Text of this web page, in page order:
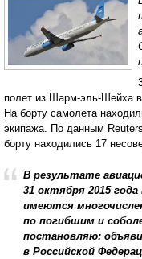
полет из Шарм-эль-Шейха в
На борту самолета
экипажа. По данным
борту находились 17
В результате
31 октября 2015
имеются
по погибшим и
постановляю:
в Российской